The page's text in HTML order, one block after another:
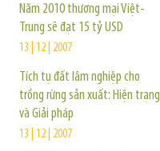
Năm 2010 thương mại Việt-
Trung sẽ đạt 15 tỷ USD
13 | 12 | 2007
Tích tụ đất lâm nghiệp cho
trồng rừng sản xuất: Hiện trạng
và Giải pháp
13 | 12 | 2007